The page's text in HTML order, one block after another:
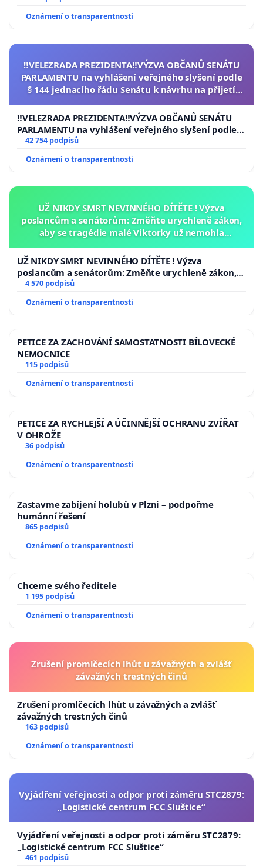
Oznámení o transparentnosti
‼️VELEZRADA PREZIDENTA‼️VÝZVA OBČANŮ SENÁTU
PARLAMENTU na vyhlášení veřejného slyšení podle
§ 144 jednacího řádu Senátu k návrhu na přijetí
republiky
‼️VELEZRADA PREZIDENTA‼️VÝZVA OBČANŮ SENÁTU
PARLAMENTU na vyhlášení veřejného slyšení podle §
144 jednacího řádu Senátu k návrhu na přijetí
republiky
42 754 podpisů
Oznámení o transparentnosti
UŽ NIKDY SMRT NEVINNÉHO DÍTĚTE ! Výzva
poslancům a senátorům: Změňte urychleně zákon,
aby se tragédie malé Viktorky už nemohla
UŽ NIKDY SMRT NEVINNÉHO DÍTĚTE ! Výzva
poslancům a senátorům: Změňte urychleně zákon,
aby se tragédie malé Viktorky už nemohla opakovat!
4 570 podpisů
Oznámení o transparentnosti
PETICE ZA ZACHOVÁNÍ SAMOSTATNOSTI BÍLOVECKÉ
NEMOCNICE
115 podpisů
Oznámení o transparentnosti
PETICE ZA RYCHLEJŠÍ A ÚČINNĚJŠÍ OCHRANU ZVÍŘAT
V OHROŽE
36 podpisů
Oznámení o transparentnosti
Zastavme zabíjení holubů v Plzni – podpořme
humánní řešení
865 podpisů
Oznámení o transparentnosti
Chceme svého ředitele
1 195 podpisů
Oznámení o transparentnosti
Zrušení promlčecích lhůt u závažných a zvlášť
závažných trestných činů
Zrušení promlčecích lhůt u závažných a zvlášť
závažných trestných činů
163 podpisů
Oznámení o transparentnosti
Vyjádření veřejnosti a odpor proti záměru STC2879:
„Logistické centrum FCC Sluštice“
Vyjádření veřejnosti a odpor proti záměru STC2879:
„Logistické centrum FCC Sluštice“
461 podpisů